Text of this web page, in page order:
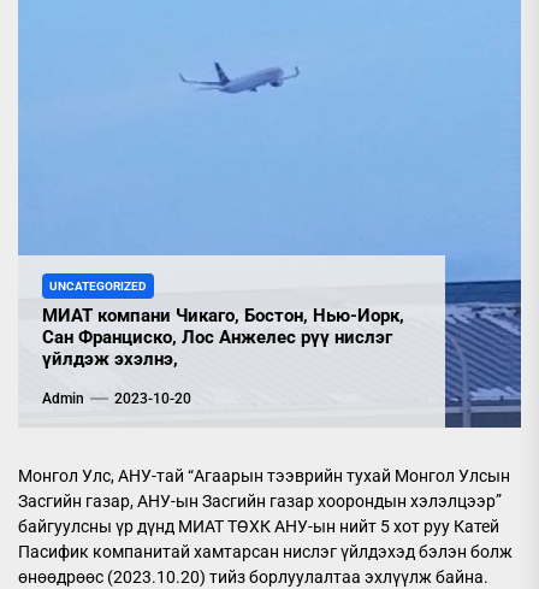
UNCATEGORIZED
МИАТ компани Чикаго, Бостон, Нью-Иорк,
Сан Франциско, Лос Анжелес рүү нислэг
үйлдэж эхэлнэ,
Admin 2023-10-20
Монгол Улс, АНУ-тай “Агаарын тээврийн тухай Монгол Улсын
Засгийн газар, АНУ-ын Засгийн газар хоорондын хэлэлцээр”
байгуулсны үр дүнд МИАТ ТӨХК АНУ-ын нийт 5 хот руу Катей
Пасифик компанитай хамтарсан нислэг үйлдэхэд бэлэн болж
өнөөдрөөс (2023.10.20) тийз борлуулалтаа эхлүүлж байна.